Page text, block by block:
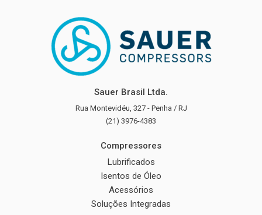
Sauer Brasil Ltda.
Rua Montevidéu, 327 - Penha / RJ
(21) 3976-4383
Compressores
Lubrificados
Isentos de Óleo
Acessórios
Soluções Integradas